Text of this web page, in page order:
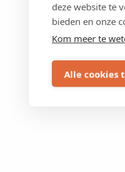
deze website te
bieden en onze
Kom meer te
Alle cookies